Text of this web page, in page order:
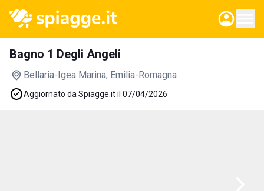
Bagno 1 Degli Angeli
Bellaria-Igea Marina, Emilia-Romagna
Aggiornato da Spiagge.it il 07/04/2026